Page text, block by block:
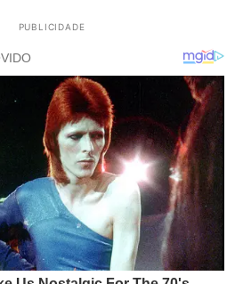
PUBLICIDADE